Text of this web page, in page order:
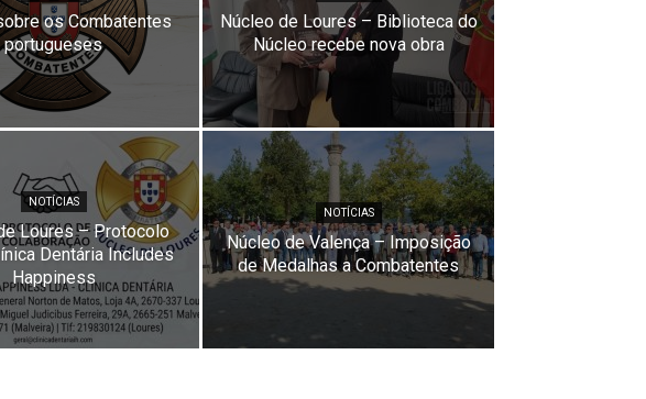
os Combatentes
portugueses
Núcleo de Loures – Biblioteca do
Núcleo recebe nova obra
NOTÍCIAS
Loures – Protocolo
Dentária Includes
Happiness
NOTÍCIAS
Núcleo de Valença – Imposição
de Medalhas a Combatentes